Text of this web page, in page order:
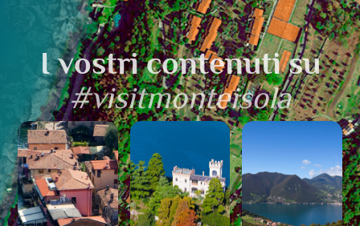
I vostri contenuti su
#visitmonteisola